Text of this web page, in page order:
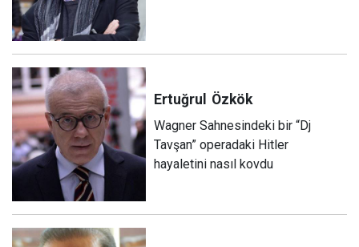
Ertuğrul Özkök
Wagner Sahnesindeki bir “Dj
Tavşan” operadaki Hitler
hayaletini nasıl kovdu